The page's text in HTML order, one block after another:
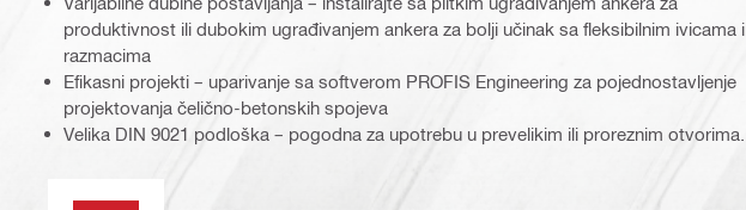
produktivnost ili dubokim ugrađivanjem ankera za bolji učinak sa fleksibilnim ivicama i
razmacima
Efikasni projekti – uparivanje sa softverom PROFIS Engineering za pojednostavljenje
projektovanja čelično-betonskih spojeva
Velika DIN 9021 podloška – pogodna za upotrebu u prevelikim ili proreznim otvorima.
Softver PROFIS